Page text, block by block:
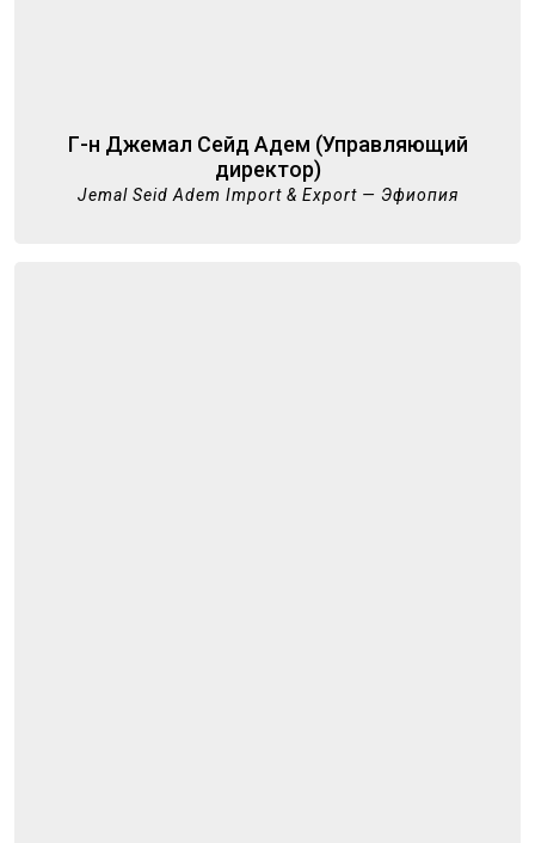
Г-н Джемал Сейд Адем (Управляющий
директор)
Jemal Seid Adem Import & Export — Эфиопия